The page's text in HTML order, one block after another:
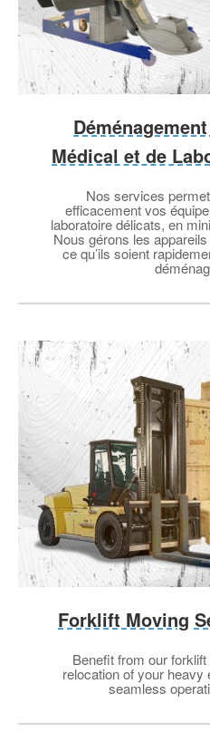
Médical et de
Nos services
efficacement vos
laboratoire délicats, en
Nous gérons les
ce qu’ils soient
Forklift Moving
Benefit from our
relocation of your heavy
seamless